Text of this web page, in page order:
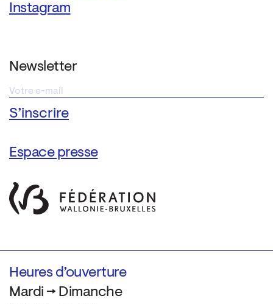
Instagram
Newsletter
Espace presse
Heures d’ouverture
Mardi → Dimanche